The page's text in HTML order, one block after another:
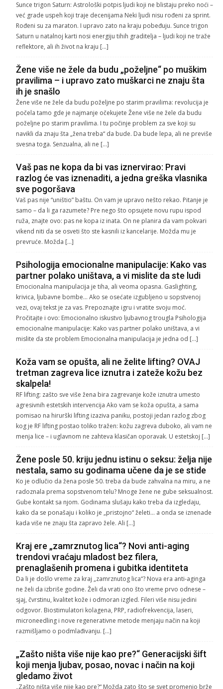
Sunce trigon Saturn: Astrološki potpis ljudi koji ne blistaju preko noći –
već grade uspeh koji traje decenijama Neki ljudi nisu rođeni za sprint.
Rođeni su za maraton. I upravo zato na kraju pobeđuju. Sunce trigon
Saturn u natalnoj karti nosi energiju tihih graditelja – ljudi koji ne traže
reflektore, ali ih život na kraju […]
Žene više ne žele da budu „poželjne“ po muškim
pravilima – i upravo zato muškarci ne znaju šta
ih je snašlo
Žene više ne žele da budu poželjne po starim pravilima: revolucija je
počela tamo gde je najmanje očekujete Žene više ne žele da budu
poželjne po starim pravilima. I tu počinje problem za sve koji su
navikli da znaju šta „žena treba“ da bude. Da bude lepa, ali ne previše
svesna toga. Senzualna, ali ne […]
Vaš pas ne kopa da bi vas iznervirao: Pravi
razlog će vas iznenaditi, a jedna greška vlasnika
sve pogoršava
Vaš pas nije “uništio” baštu. On vam je upravo nešto rekao. Pitanje je
samo – da li ga razumete? Pre nego što opsujete novu rupu ispod
ruža, znajte ovo: pas ne kopa iz inata. On ne planira da vam pokvari
vikend niti da se osveti što ste kasnili iz kancelarije. Možda mu je
prevruće. Možda […]
Psihologija emocionalne manipulacije: Kako vas
partner polako uništava, a vi mislite da ste ludi
Emocionalna manipulacija je tiha, ali veoma opasna. Gaslighting,
krivica, ljubavne bombe… Ako se osećate izgubljeno u sopstvenoj
vezi, ovaj tekst je za vas. Prepoznajte igru i vratite svoju moć.
Pročitajte i ovo: Emocionalno iskustvo ljubavnog trougla Psihologija
emocionalne manipulacije: Kako vas partner polako uništava, a vi
mislite da ste problem Emocionalna manipulacija je jedna od […]
Koža vam se opušta, ali ne želite lifting? OVAJ
tretman zagreva lice iznutra i zateže kožu bez
skalpela!
RF lifting: zašto sve više žena bira zagrevanje kože iznutra umesto
agresivnih estetskih intervencija Ako vam se koža opušta, a sama
pomisao na hirurški lifting izaziva paniku, postoji jedan razlog zbog
kog je RF lifting postao toliko tražen: kožu zagreva duboko, ali vam ne
menja lice – i uglavnom ne zahteva klasičan oporavak. U estetskoj […]
Žene posle 50. kriju jednu istinu o seksu: želja nije
nestala, samo su godinama učene da je se stide
Ko je odlučio da žena posle 50. treba da bude zahvalna na miru, a ne
radoznala prema sopstvenom telu? Mnoge žene ne gube seksualnost.
Gube kontakt sa njom. Godinama slušaju kako treba da izgledaju,
kako da se ponašaju i koliko je „pristojno“ želeti… a onda se iznenade
kada više ne znaju šta zapravo žele. Ali […]
Kraj ere „zamrznutog lica“? Novi anti-aging
trendovi vraćaju mladost bez filera,
prenaglašenih promena i gubitka identiteta
Da li je došlo vreme za kraj „zamrznutog lica“? Nova era anti-aginga
ne želi da izbriše godine. Želi da vrati ono što vreme prvo odnese –
sjaj, čvrstinu, kvalitet kože i odmoran izgled. Fileri više nisu jedini
odgovor. Biostimulatori kolagena, PRP, radiofrekvencija, laseri,
microneedling i nove regenerativne metode menjaju način na koji
razmišljamo o podmlađivanju. […]
„Zašto ništa više nije kao pre?“ Generacijski šift
koji menja ljubav, posao, novac i način na koji
gledamo život
„Zašto ništa više nije kao pre?“ Možda zato što se svet promenio brže